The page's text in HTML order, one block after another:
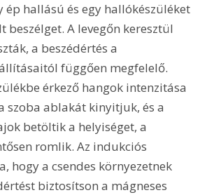
ép hallású és egy hallókészüléket
beszélget. A levegőn keresztül
a beszédértés a
függően megfelelő.
érkező hangok intenzitása
szoba ablakát kinyitjuk, és a
betöltik a helyiséget, a
romlik. Az indukciós
hogy a csendes környezetnek
biztosítson a mágneses